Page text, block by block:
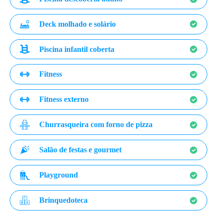
Deck molhado e solário
Piscina infantil coberta
Fitness
Fitness externo
Churrasqueira com forno de pizza
Salão de festas e gourmet
Playground
Brinquedoteca